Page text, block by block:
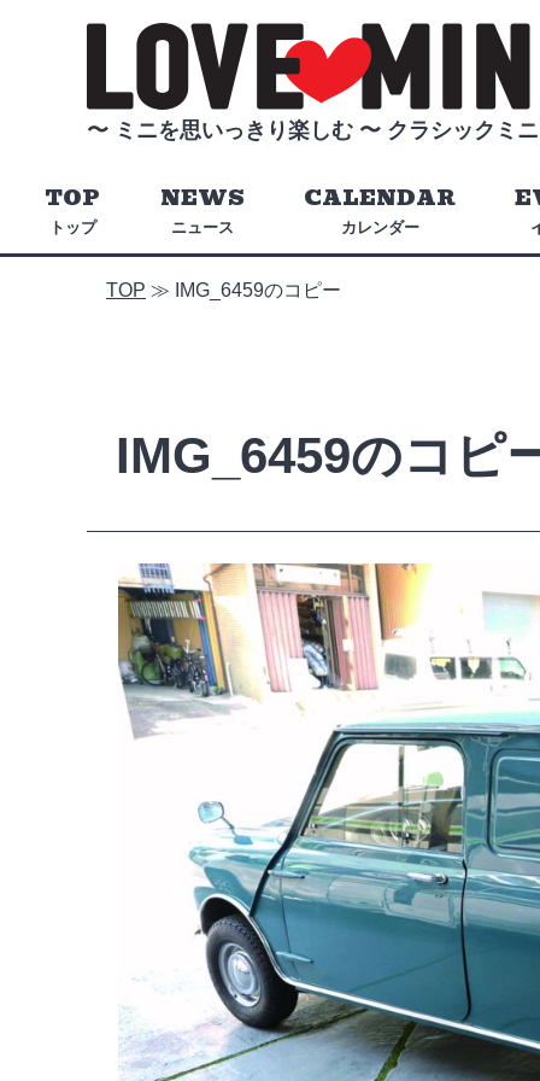
〜 ミニを思いっきり楽しむ 〜 クラシックミ
トップ
TOP
ニュース
NEWS
カレンダー
CALENDAR
TOP ≫ IMG_6459のコピー
IMG_6459のコピ